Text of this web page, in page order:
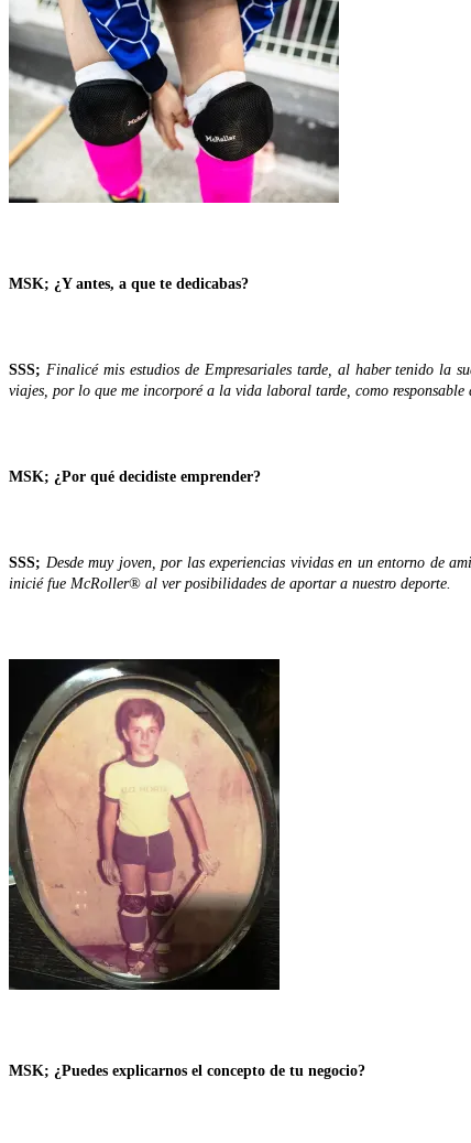
MSK; ¿Y antes, a que te dedicabas?
SSS; Finalicé mis estudios de Empresariales tarde, al haber tenido la
viajes, por lo que me incorporé a la vida laboral tarde, como
MSK; ¿Por qué decidiste emprender?
SSS; Desde muy joven, por las experiencias vividas en un entorno de
inicié fue McRoller® al ver posibilidades de aportar a nuestro deporte.
MSK; ¿Puedes explicarnos el concepto de tu negocio?